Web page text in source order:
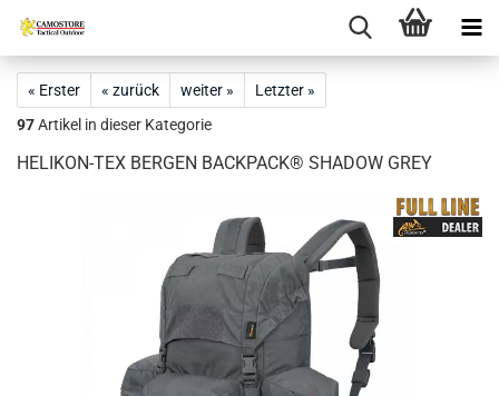
« Erster « zurück weiter »
Letzter »
97Artikel in dieser Kategorie
HELIKON-TEX BERGEN BACKPACK® SHADOW GREY